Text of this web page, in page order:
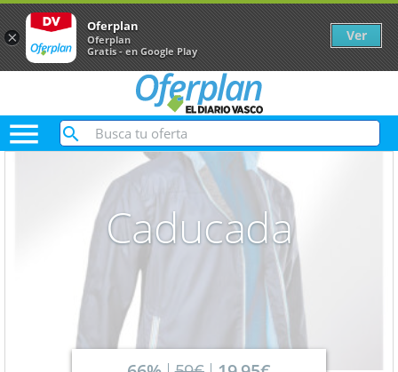

Caducada
×
Oferplan
Oferplan
Gratis - en Google Play
Ver